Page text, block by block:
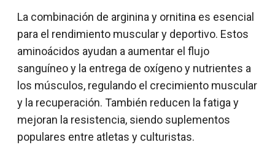
La combinación de arginina y ornitina es esencial
para el rendimiento muscular y deportivo. Estos
aminoácidos ayudan a aumentar el flujo
sanguíneo y la entrega de oxígeno y nutrientes a
los músculos, regulando el crecimiento muscular
y la recuperación. También reducen la fatiga y
mejoran la resistencia, siendo suplementos
populares entre atletas y culturistas.